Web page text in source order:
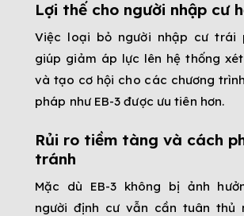
Lợi thế cho người nhập cư
Việc loại bỏ người nhập cư trái
giúp giảm áp lực lên hệ thống
và tạo cơ hội cho các chương
pháp như EB-3 được ưu tiên hơn.
Rủi ro tiềm tàng và cách
tránh
Mặc dù EB-3 không bị ảnh
người định cư vẫn cần tuân thủ